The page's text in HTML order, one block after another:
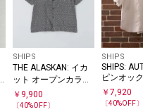
SHIPS
THE ALASKAN: イカ
ット オープンカラー
シャツ
￥ 9,900
〔40%OFF〕
SHIPS
SHIPS:
ピンオッ
ダウン シ
ーブ シャ
￥7,920
〔40%OFF〕